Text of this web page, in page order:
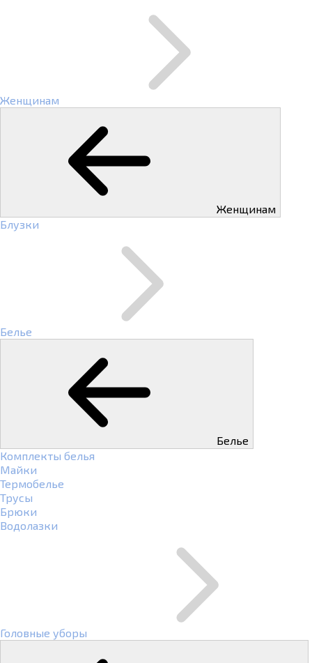
Женщинам
Женщинам
Блузки
Белье
Белье
Комплекты белья
Майки
Термобелье
Трусы
Брюки
Водолазки
Головные уборы